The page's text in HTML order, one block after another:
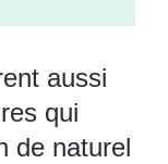
aussi
qui
de naturel